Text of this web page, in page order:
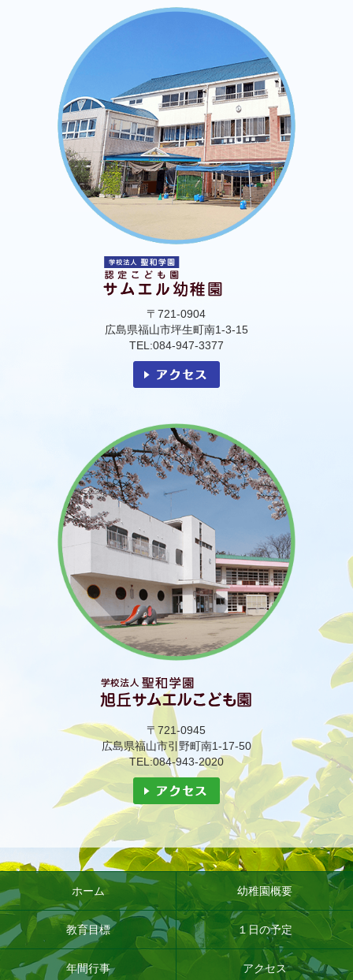
〒721-0904
広島県福山市坪生町南1-3-15
TEL:084-947-3377
〒721-0945
広島県福山市引野町南1-17-50
TEL:084-943-2020
ホーム 幼稚園概要
教育目標 １日の予定
年間行事 アクセス